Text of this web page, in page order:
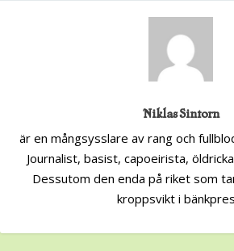
Niklas Sintorn
är en mångsysslare av rang och
Journalist, basist, capoeirista,
Dessutom den enda på riket som
kroppsvikt i